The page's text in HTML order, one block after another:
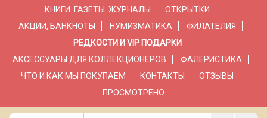
КНИГИ. ГАЗЕТЫ. ЖУРНАЛЫ
ОТКРЫТКИ
АКЦИИ, БАНКНОТЫ
НУМИЗМАТИКА
ФИЛАТЕЛИЯ
РЕДКОСТИ И VIP ПОДАРКИ
АКСЕССУАРЫ ДЛЯ КОЛЛЕКЦИОНЕРОВ
ФАЛЕРИСТИКА
ЧТО И КАК МЫ ПОКУПАЕМ
КОНТАКТЫ
ОТЗЫВЫ
ПРОСМОТРЕНО